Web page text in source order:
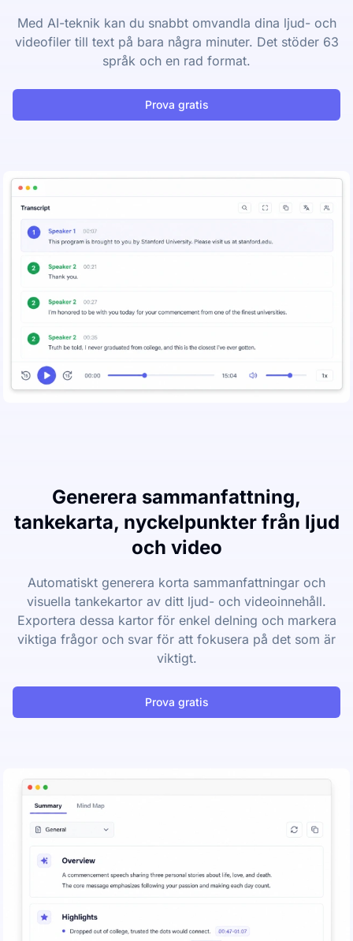
Med AI-teknik kan du snabbt omvandla dina ljud- och
videofiler till text på bara några minuter. Det stöder 63
språk och en rad format.
Prova gratis
Generera sammanfattning,
tankekarta, nyckelpunkter från ljud
och video
Automatiskt generera korta sammanfattningar och
visuella tankekartor av ditt ljud- och videoinnehåll.
Exportera dessa kartor för enkel delning och markera
viktiga frågor och svar för att fokusera på det som är
viktigt.
Prova gratis